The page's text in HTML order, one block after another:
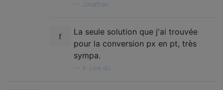
Jonathan
La seule solution que j'ai trouvée
pour la conversion px en pt, très
sympa.
A-Live du